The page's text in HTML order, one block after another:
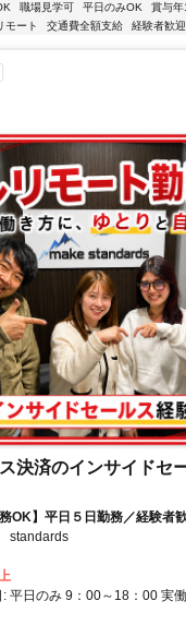
職場見学可 平日のみOK 賞与年
モート 交通費全額支給 経験者歓迎
決済のインサイドセ
務OK】平日５日勤務／経験者
standards
平日のみ 9：00～18：00 実